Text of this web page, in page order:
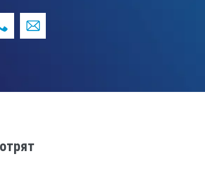
и фильтрация сигнала
коэффициента экспоненциального усиления
определения длины свай по сигналам